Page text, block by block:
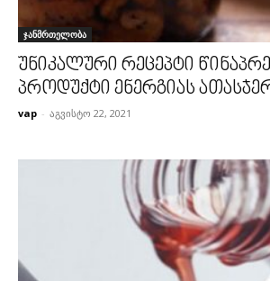
ჯანმრთელობა
უნიკალური რეცეპტი
პროდუქტი ენერგიას
vap - აგვისტო 22, 2021